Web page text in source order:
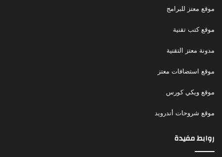
موقع معتز للبرامج
موقع كتب تقنية
مدونة معتز التقنية
موقع استضافات معتز
موقع ويكي كورس
موقع شروحات أندرويد
روابط مفيدة